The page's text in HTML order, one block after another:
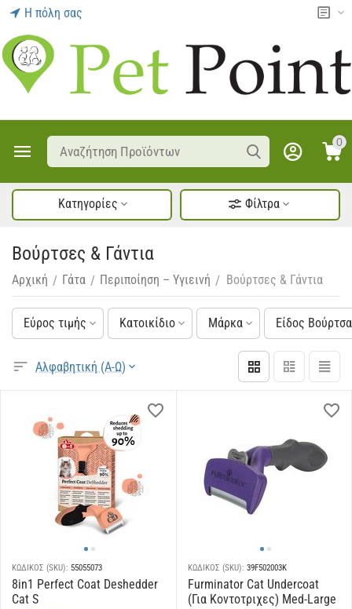
Η πόλη σας
0
Κατηγορίες Φίλτρα
Βούρτσες & Γάντια
Αρχική / Γάτα / Περιποίηση – Υγιεινή / Βούρτσες & Γάντια
Εύρος τιμής Κατοικίδιο Μάρκα Είδος
Αλφαβητική (Α-Ω)
ΚΩΔΙΚΟΣ (SKU): 55055073
8in1 Perfect Coat Deshedder
Cat S
ΚΩΔΙΚΟΣ (SKU): 39F502003K
Furminator Cat Undercoat
(Για Κοντοτριχες) Med-Large